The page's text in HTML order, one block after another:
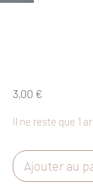
3,00 €Prix
Il ne reste que 1
Ajouter au